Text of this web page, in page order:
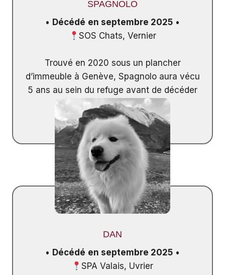
SPAGNOLO
• Décédé en septembre 2025 •
SOS Chats, Vernier
Trouvé en 2020 sous un plancher
d’immeuble à Genève, Spagnolo aura vécu
5 ans au sein du refuge avant de décéder
à l’âge de 15 ans.
DAN
• Décédé en septembre 2025 •
SPA Valais, Uvrier